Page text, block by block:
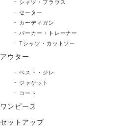
シャツ・ブラウス
セーター
カーディガン
パーカー・トレーナー
Tシャツ・カットソー
アウター
ベスト・ジレ
ジャケット
コート
ワンピース
セットアップ